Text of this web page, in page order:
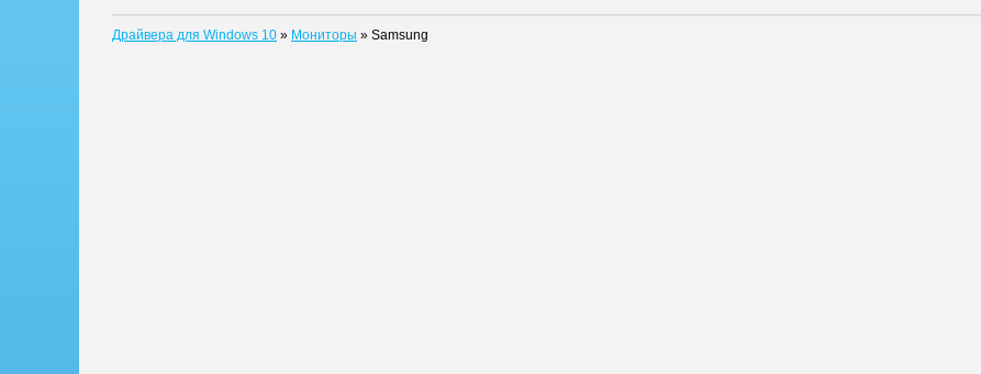
Драйвера для Windows 10 » Мониторы » Samsung